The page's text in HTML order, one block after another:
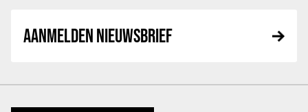
AANMELDEN NIEUWSBRIEF